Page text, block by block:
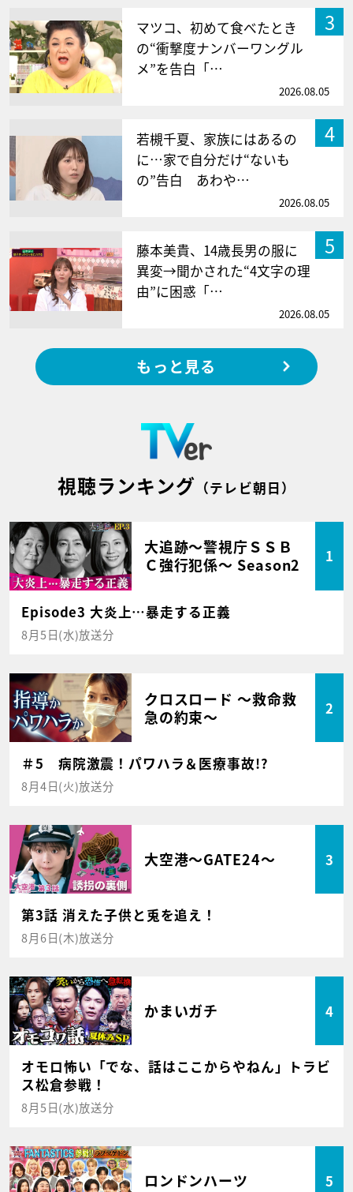
3
マツコ、初めて食べたとき
の“衝撃度ナンバーワングル
メ”を告白「…
2026.08.05
4
若槻千夏、家族にはあるの
に…家で自分だけ“ないも
の”告白 あわや…
2026.08.05
5
藤本美貴、14歳長男の服に
異変→聞かされた“4文字の理
由”に困惑「…
2026.08.05
もっと見る
視聴ランキング （テレビ朝日）
大追跡～警視庁ＳＳＢ
Ｃ強行犯係～ Season2
1
Episode3 大炎上…暴走する正義
8月5日(水)放送分
クロスロード ～救命救
急の約束～
2
＃5 病院激震！パワハラ＆医療事故!?
8月4日(火)放送分
大空港～GATE24～ 3
第3話 消えた子供と兎を追え！
8月6日(木)放送分
かまいガチ 4
オモロ怖い「でな、話はここからやねん」トラビ
ス松倉参戦！
8月5日(水)放送分
ロンドンハーツ 5